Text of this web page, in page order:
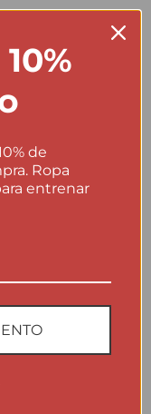
a cada
de
Ropa
entrenar